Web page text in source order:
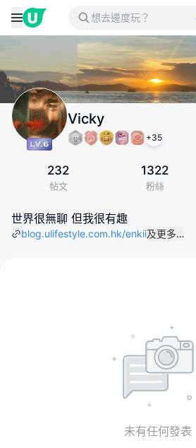
Vicky
+35
232
帖文
1322
粉絲
世界很無聊 但我很有趣
blog.ulifestyle.com.hk/enkii及更多…
未有任何發表